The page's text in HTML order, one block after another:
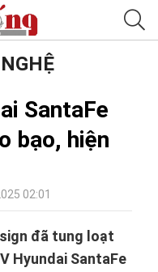
SantaFe
bạo, hiện
02:01
đã tung loạt
Hyundai SantaFe